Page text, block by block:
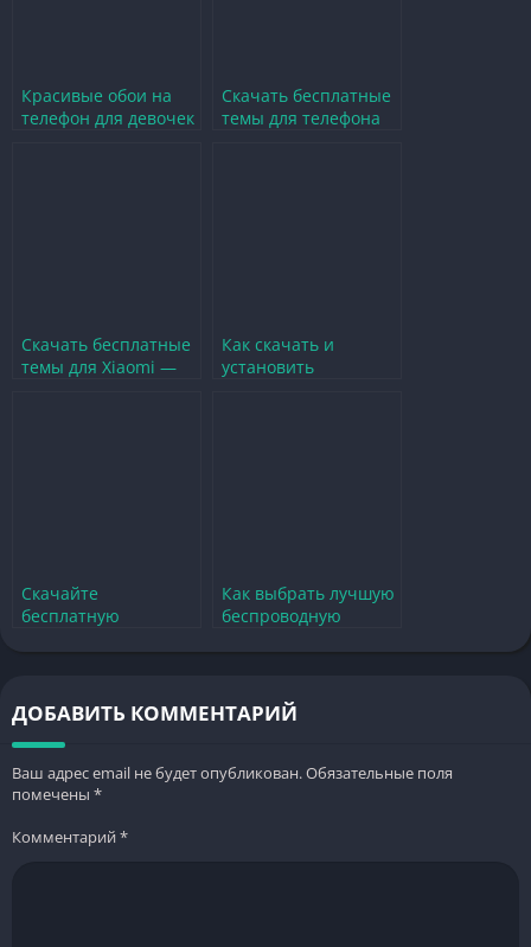
Красивые обои на
телефон для девочек
Скачать бесплатные
темы для телефона
Скачать бесплатные
темы для Xiaomi —
Как скачать и
установить
Скачайте
бесплатную
Как выбрать лучшую
беспроводную
ДОБАВИТЬ КОММЕНТАРИЙ
Ваш адрес email не будет опубликован.Обязательные поля
помечены *
Комментарий*